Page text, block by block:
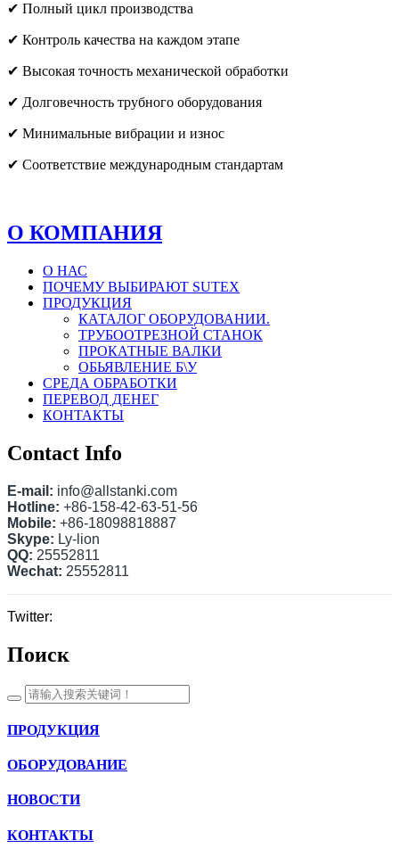
✔ Полный цикл производства
✔ Контроль качества на каждом этапе
✔ Высокая точность механической обработки
✔ Долговечность трубного оборудования
✔ Минимальные вибрации и износ
✔ Соответствие международным стандартам
О КОМПАНИЯ
О НАС
ПОЧЕМУ ВЫБИРАЮТ SUTEX
ПРОДУКЦИЯ
КАТАЛОГ ОБОРУДОВАНИИ.
ТРУБООТРЕЗНОЙ СТАНОК
ПРОКАТНЫЕ ВАЛКИ
ОБЬЯВЛЕНИЕ Б\У
СРЕДА ОБРАБОТКИ
ПЕРЕВОД ДЕНЕГ
КОНТАКТЫ
Contact Info
E-mail: info@allstanki.com
Hotline: +86-158-42-63-51-56
Mobile: +86-18098818887
Skype: Ly-lion
QQ: 25552811
Wechat: 25552811
Twitter:
Поиск
ПРОДУКЦИЯ
ОБОРУДОВАНИЕ
НОВОСТИ
КОНТАКТЫ